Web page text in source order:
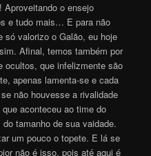
o ensejo
e tudo mais… E para não
só valorizo o Galão, eu hoje
Afinal, temos também por
ocultos, que infelizmente são
apenas lamenta-se e cada
não houvesse a rivalidade
aconteceu ao time do
tamanho de sua vaidade.
um pouco o topete. E lá se
não é isso, pois até aqui é